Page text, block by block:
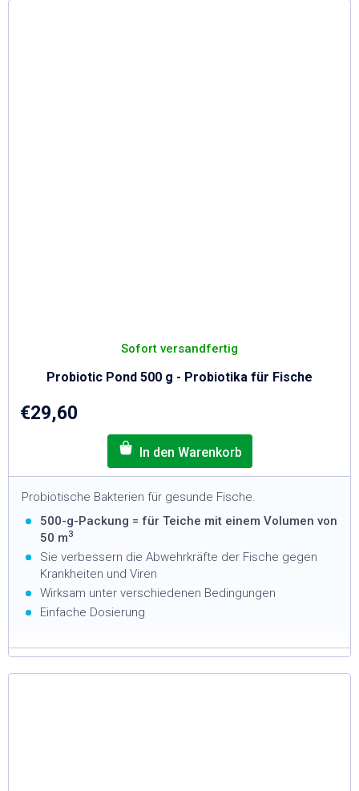
Probiotic Pond 500 g - Probiotika für Fische
Sofort versandfertig
€29,60
Probiotische Bakterien für gesunde Fische.
500-g-Packung = für Teiche mit einem Volumen von
50 m3
Sie verbessern die Abwehrkräfte der Fische gegen
Krankheiten und Viren
Wirksam unter verschiedenen Bedingungen
Einfache Dosierung